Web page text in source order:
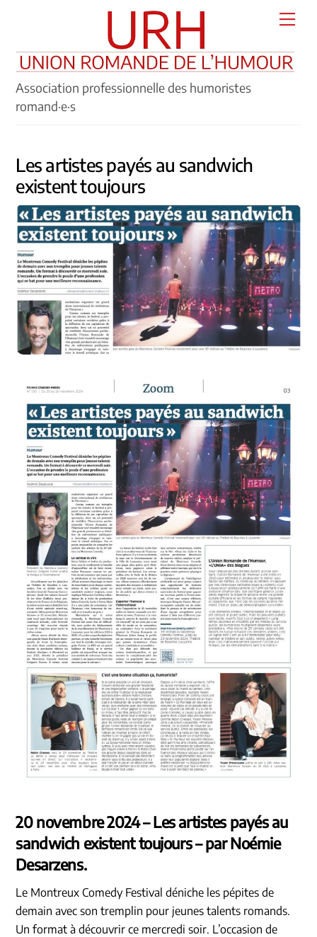
Association professionnelle des humoristes
romand·e·s
Les artistes payés au sandwich
existent toujours
20 novembre 2024 – Les artistes payés au
sandwich existent toujours – par Noémie
Desarzens.
Le Montreux Comedy Festival déniche les pépites de
demain avec son tremplin pour jeunes talents romands.
Un format à découvrir ce mercredi soir. L’occasion de